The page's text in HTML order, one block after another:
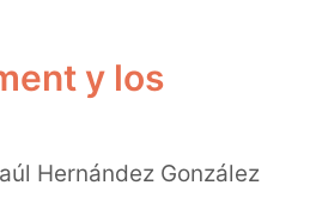
y los
Hernández González